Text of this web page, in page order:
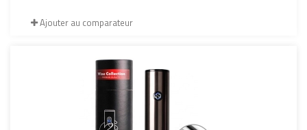
Ajouter au comparateur